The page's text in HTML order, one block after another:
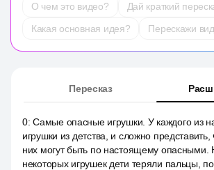
О чем это видео?
Дай краткий
Какая основная идея?
Перескажи
Пересказ
0:Самые опасные игрушки. У каждого из
игрушки из детства, и сложно
них могут быть по настоящему опасными.
некоторых игрушек дети теряли пальцы,